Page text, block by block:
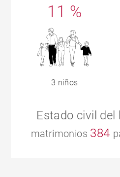
11 %
3 niños
Estado civil del
matrimonios 384